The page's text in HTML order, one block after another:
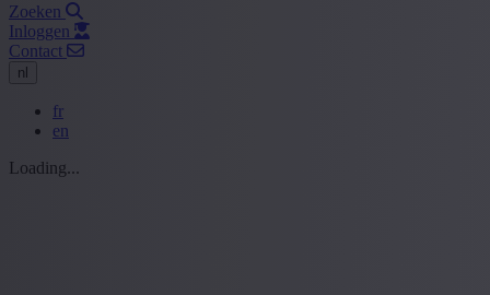
Zoeken
Inloggen
Contact
nl
fr
en
Loading...